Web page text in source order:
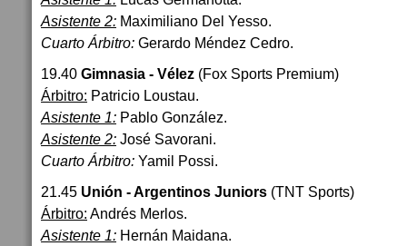
Asistente 2: Maximiliano Del Yesso.
Cuarto Árbitro: Gerardo Méndez Cedro.
19.40 Gimnasia - Vélez (Fox Sports Premium)
Árbitro: Patricio Loustau.
Asistente 1: Pablo González.
Asistente 2: José Savorani.
Cuarto Árbitro: Yamil Possi.
21.45 Unión - Argentinos Juniors (TNT Sports)
Árbitro: Andrés Merlos.
Asistente 1: Hernán Maidana.